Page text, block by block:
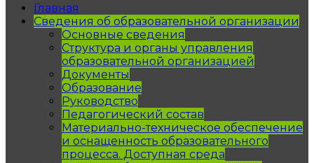
Главная
Сведения об образовательной организации
Основные сведения
Структура и органы управления
образовательной организацией
Документы
Образование
Руководство
Педагогический состав
Материально-техническое обеспечение
и оснащенность образовательного
процесса. Доступная среда